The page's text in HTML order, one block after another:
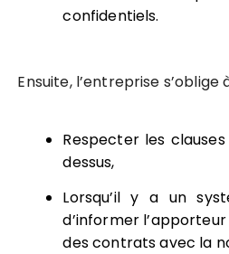
confidentiels.
Ensuite, l’entreprise s’oblige
Respecter les
dessus,
Lorsqu’il y a un
d’informer
des contrats avec la